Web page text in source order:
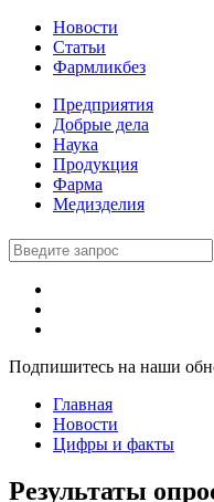
Новости
Статьи
Фармликбез
Предприятия
Добрые дела
Наука
Продукция
Фарма
Медизделия
Подпишитесь на наши
Главная
Новости
Цифры и факты
Результаты